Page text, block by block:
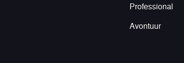
Professional
Avontuur